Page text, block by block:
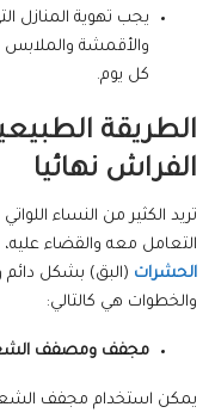
يجب تهوية المنازل
والأقمشة
كل يوم.
الطريقة
الفراش نهائيا
تريد الكثير من النساء
التعامل معه والقضاء
الحشرات (البق) بشكل دائم
والخطوات هي كالتالي:
مجفف ومصفف
يمكن استخدام مجفف